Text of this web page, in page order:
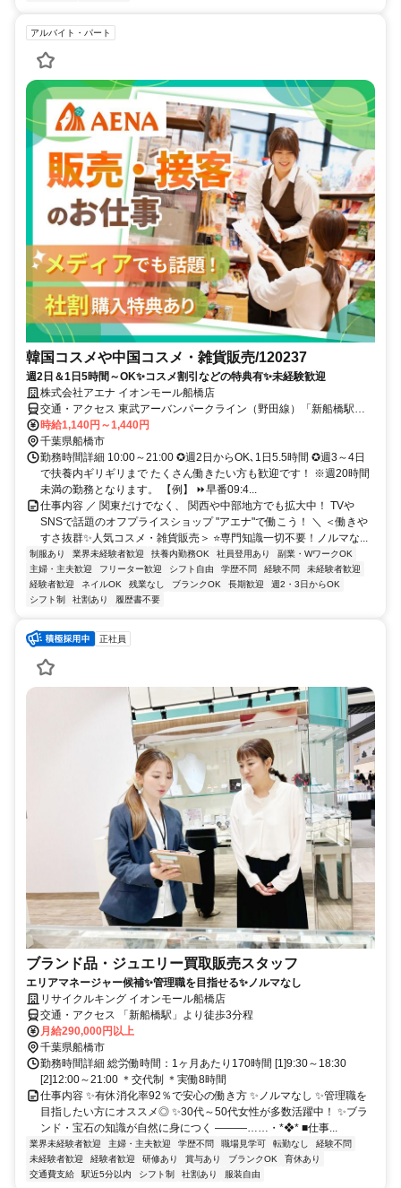
アルバイト・パート
韓国コスメや中国コスメ・雑貨販売/120237
週2日＆1日5時間～OK✨コスメ割引などの特典有✨未経験歓迎
株式会社アエナ イオンモール船橋店
交通・アクセス 東武アーバンパークライン（野田線）「新船橋駅」
より徒歩1分
時給1,140円～1,440円
千葉県船橋市
勤務時間詳細 10:00～21:00 ✪週2日からOK､1日5.5時間 ✪週3～4日
で扶養内ギリギリまで たくさん働きたい方も歓迎です！ ※週20時間
未満の勤務となります。 【例】 ⏩早番09:4...
仕事内容 ／ 関東だけでなく、 関西や中部地方でも拡大中！ TVや
SNSで話題のオフプライスショップ "アエナ"で働こう！ ＼ ＜働きや
すさ抜群✨人気コスメ・雑貨販売＞ ⭐専門知識一切不要！ノルマな...
制服あり 業界未経験者歓迎 扶養内勤務OK 社員登用あり
副業・WワークOK
主婦・主夫歓迎
フリーター歓迎 シフト自由 学歴不問 経験不問
未経験者歓迎
経験者歓迎
ネイルOK 残業なし ブランクOK 長期歓迎
週2・3日からOK
シフト制
社割あり 履歴書不要
正社員
ブランド品・ジュエリー買取販売スタッフ
エリアマネージャー候補✨管理職を目指せる✨ノルマなし
リサイクルキング イオンモール船橋店
交通・アクセス 「新船橋駅」より徒歩3分程
月給290,000円以上
千葉県船橋市
勤務時間詳細 総労働時間：1ヶ月あたり170時間 [1]9:30～18:30
[2]12:00～21:00 ＊交代制 ＊実働8時間
仕事内容 ✨有休消化率92％で安心の働き方 ✨ノルマなし ✨管理職を
目指したい方にオススメ◎ ✨30代～50代女性が多数活躍中！ ✨ブラ
ンド・宝石の知識が自然に身につく ―――……・*❖* ■仕事...
業界未経験者歓迎 主婦・主夫歓迎 学歴不問 職場見学可 転勤なし
経験不問
未経験者歓迎
経験者歓迎 研修あり 賞与あり ブランクOK
育休あり
交通費支給
駅近5分以内 シフト制 社割あり 服装自由